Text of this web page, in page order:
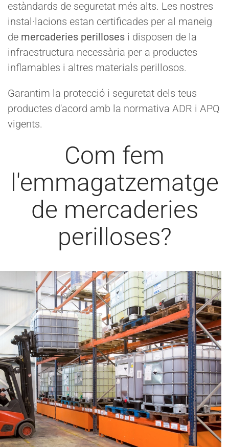
estàndards de seguretat més alts. Les nostres
instal·lacions estan certificades per al maneig
de mercaderies perilloses i disposen de la
infraestructura necessària per a productes
inflamables i altres materials perillosos.
Garantim la protecció i seguretat dels teus
productes d'acord amb la normativa ADR i APQ
vigents.
Com fem
l'emmagatzematge
de mercaderies
perilloses?